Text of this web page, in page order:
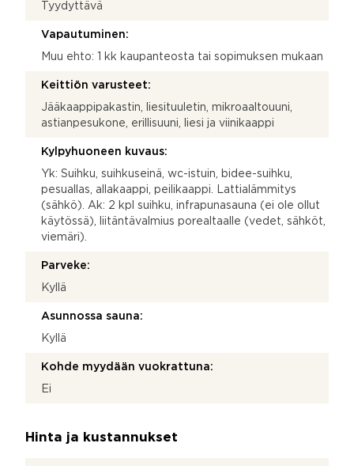
Tyydyttävä
Vapautuminen:
Muu ehto: 1 kk kaupanteosta tai sopimuksen mukaan
Keittiön varusteet:
Jääkaappipakastin, liesituuletin, mikroaaltouuni,
astianpesukone, erillisuuni, liesi ja viinikaappi
Kylpyhuoneen kuvaus:
Yk: Suihku, suihkuseinä, wc-istuin, bidee-suihku,
pesuallas, allakaappi, peilikaappi. Lattialämmitys
(sähkö). Ak: 2 kpl suihku, infrapunasauna (ei ole ollut
käytössä), liitäntävalmius porealtaalle (vedet, sähköt,
viemäri).
Parveke:
Kyllä
Asunnossa sauna:
Kyllä
Kohde myydään vuokrattuna:
Ei
Hinta ja kustannukset